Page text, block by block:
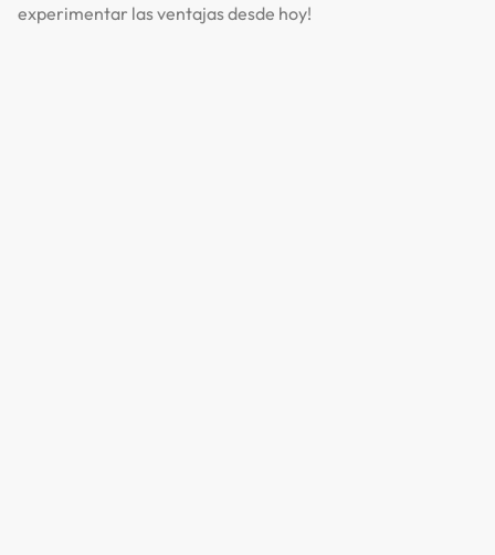
experimentar las ventajas desde hoy!